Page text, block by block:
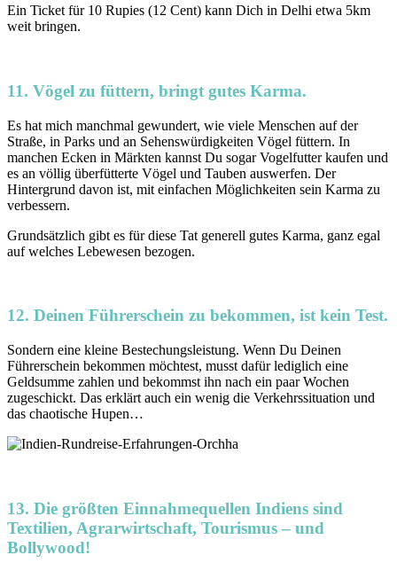
Ein Ticket für 10 Rupies (12 Cent) kann Dich in Delhi etwa 5km
weit bringen.
11. Vögel zu füttern, bringt gutes Karma.
Es hat mich manchmal gewundert, wie viele Menschen auf der
Straße, in Parks und an Sehenswürdigkeiten Vögel füttern. In
manchen Ecken in Märkten kannst Du sogar Vogelfutter kaufen und
es an völlig überfütterte Vögel und Tauben auswerfen. Der
Hintergrund davon ist, mit einfachen Möglichkeiten sein Karma zu
verbessern.
Grundsätzlich gibt es für diese Tat generell gutes Karma, ganz egal
auf welches Lebewesen bezogen.
12. Deinen Führerschein zu bekommen, ist kein Test.
Sondern eine kleine Bestechungsleistung. Wenn Du Deinen
Führerschein bekommen möchtest, musst dafür lediglich eine
Geldsumme zahlen und bekommst ihn nach ein paar Wochen
zugeschickt. Das erklärt auch ein wenig die Verkehrssituation und
das chaotische Hupen…
13. Die größten Einnahmequellen Indiens sind
Textilien, Agrarwirtschaft, Tourismus – und
Bollywood!